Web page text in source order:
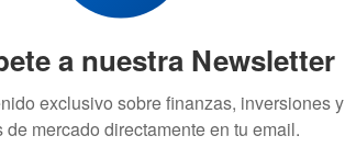
Preapertura con aeroespacio,
y aviación bajo presión
a nuestra Newsletter
exclusivo sobre finanzas, inversiones y
de mercado directamente en tu email.